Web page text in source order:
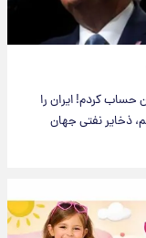
حساب کردم! ایران را
ذخایر نفتی جهان